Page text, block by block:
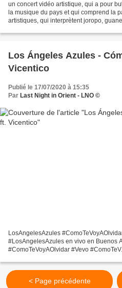
un concert vidéo artistique, qui a pour
la musique du pays et qui comprend la
artistiques, qui interprètent joropo,
Los Ángeles Azules -
Vicentico
Publié le 17/07/2020 à 15:35
Par Last Night in Orient - LNO ©
LosAngelesAzules
#LosAngelesAzules en vivo en Buenos
#ComoTeVoyAOlvidar #Vevo #ComoTeV...
< Page précédente